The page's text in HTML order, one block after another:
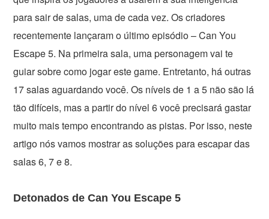
para sair de salas, uma de cada vez. Os criadores
recentemente lançaram o último episódio – Can You
Escape 5. Na primeira sala, uma personagem vai te
guiar sobre como jogar este game. Entretanto, há outras
17 salas aguardando você. Os níveis de 1 a 5 não são lá
tão difíceis, mas a partir do nível 6 você precisará gastar
muito mais tempo encontrando as pistas. Por isso, neste
artigo nós vamos mostrar as soluções para escapar das
salas 6, 7 e 8.
Detonados de Can You Escape 5